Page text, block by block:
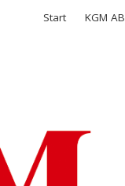
Start KGM AB
Kom ihåg mig
Glömt ditt lösenord?